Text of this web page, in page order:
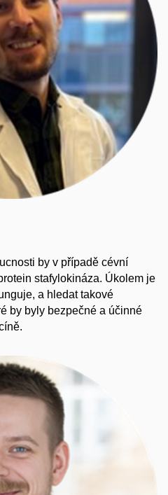
by v případě cévní
stafylokináza. Úkolem je
a hledat takové
by byly bezpečné a účinné